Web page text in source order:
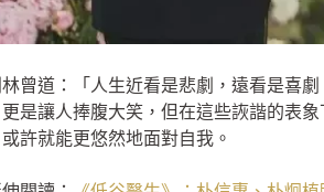
曾道：「人生近看是悲劇，遠看是喜
是讓人捧腹大笑，但在這些詼諧的表
許就能更悠然地面對自我。